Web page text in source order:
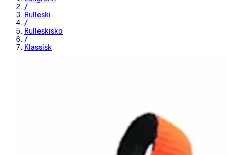
/
Rulleski
/
Rulleskisko
/
Klassisk